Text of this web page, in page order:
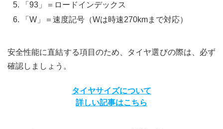
「93」＝ロードインデックス
「W」＝速度記号（Wは時速270kmまで対応）
安全性能に直結する項目のため、タイヤ選びの際は、必ず
確認しましょう。
タイヤサイズについて
詳しい記事はこちら